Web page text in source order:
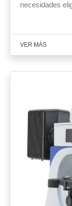
necesidades
VER MÁS